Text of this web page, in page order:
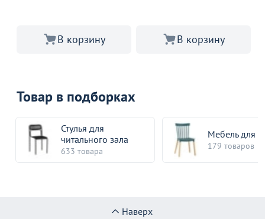
В корзину В корзину
Товар в подборках
Стулья для
читального зала
633 товара
Мебель для
179 товаров
Наверх